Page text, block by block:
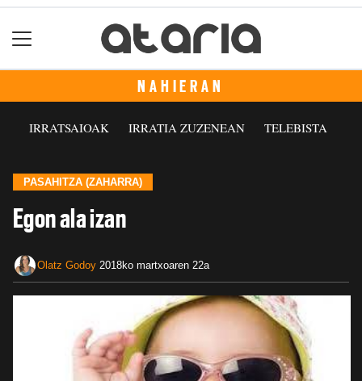
NAHIERAN
IRRATSAIOAK IRRATIA ZUZENEAN TELEBISTA
PASAHITZA (ZAHARRA)
Egon ala izan
Olatz Godoy 2018ko martxoaren 22a